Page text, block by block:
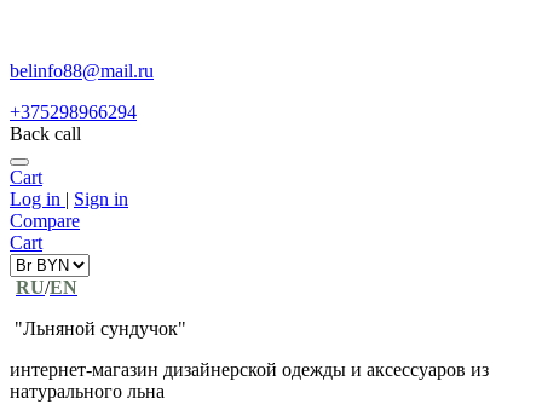
belinfo88@mail.ru
+375298966294
Back call
Cart
Log in | Sign in
Compare
Cart
RU/EN
"Льняной сундучок"
интернет-магазин дизайнерской одежды и аксессуаров из
натурального льна